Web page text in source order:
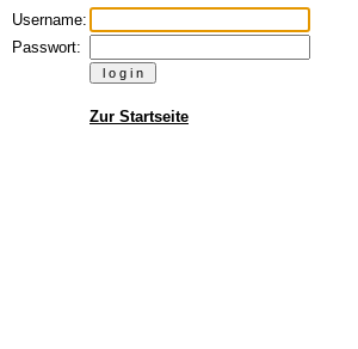
Username:
Passwort:
Zur Startseite